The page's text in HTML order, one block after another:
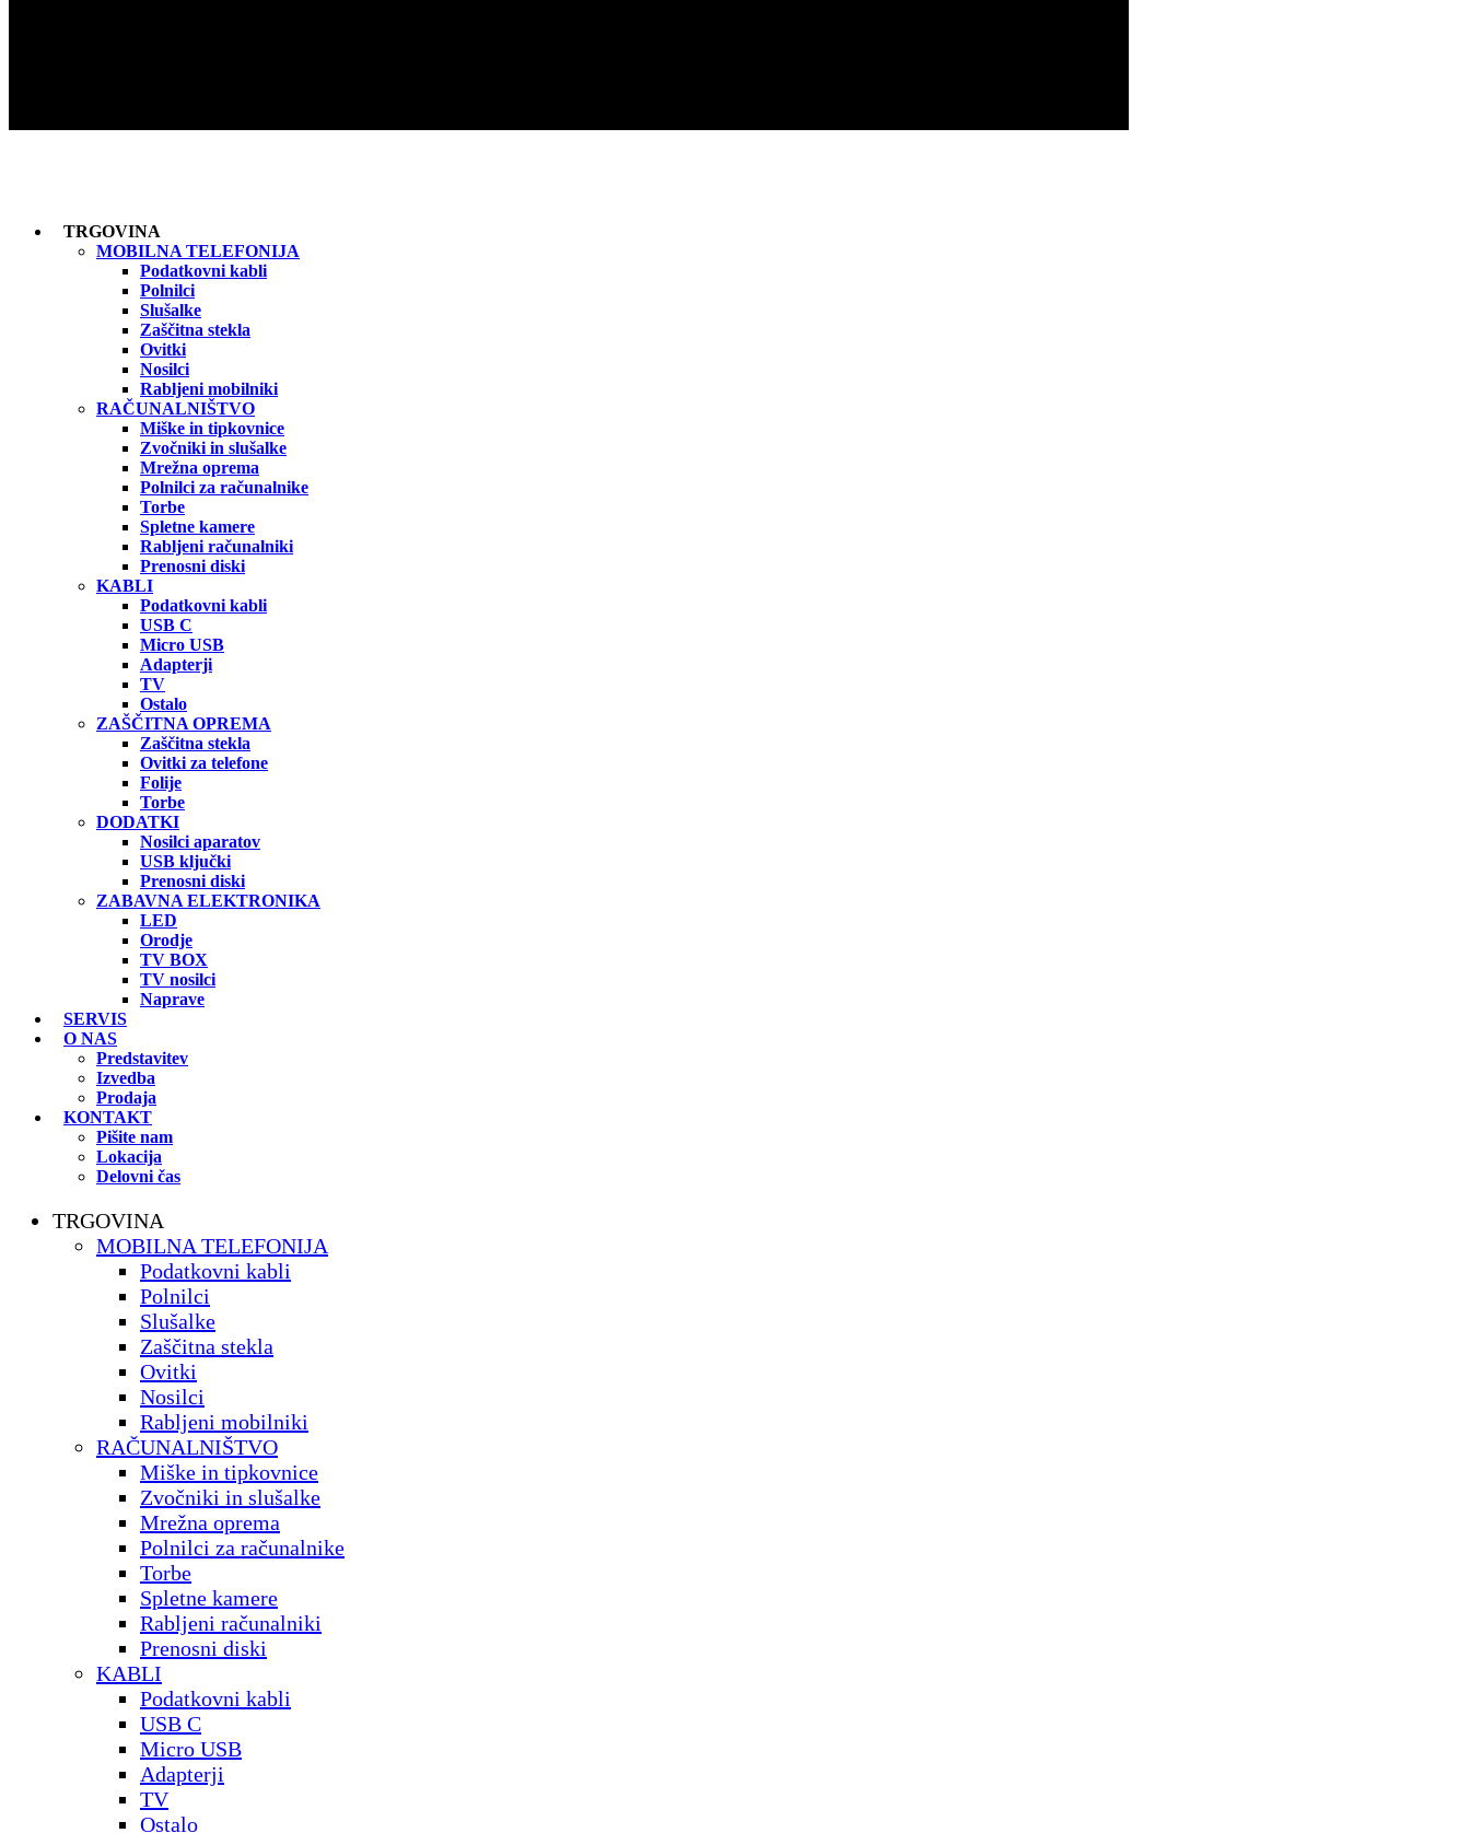
TRGOVINA
MOBILNA TELEFONIJA
Podatkovni kabli
Polnilci
Slušalke
Zaščitna stekla
Ovitki
Nosilci
Rabljeni mobilniki
RAČUNALNIŠTVO
Miške in tipkovnice
Zvočniki in slušalke
Mrežna oprema
Polnilci za računalnike
Torbe
Spletne kamere
Rabljeni računalniki
Prenosni diski
KABLI
Podatkovni kabli
USB C
Micro USB
Adapterji
TV
Ostalo
ZAŠČITNA OPREMA
Zaščitna stekla
Ovitki za telefone
Folije
Torbe
DODATKI
Nosilci aparatov
USB ključki
Prenosni diski
ZABAVNA ELEKTRONIKA
LED
Orodje
TV BOX
TV nosilci
Naprave
SERVIS
O NAS
Predstavitev
Izvedba
Prodaja
KONTAKT
Pišite nam
Lokacija
Delovni čas
TRGOVINA
MOBILNA TELEFONIJA
Podatkovni kabli
Polnilci
Slušalke
Zaščitna stekla
Ovitki
Nosilci
Rabljeni mobilniki
RAČUNALNIŠTVO
Miške in tipkovnice
Zvočniki in slušalke
Mrežna oprema
Polnilci za računalnike
Torbe
Spletne kamere
Rabljeni računalniki
Prenosni diski
KABLI
Podatkovni kabli
USB C
Micro USB
Adapterji
TV
Ostalo